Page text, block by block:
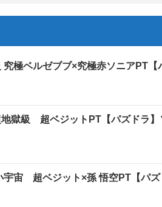
極ベルゼブブ×究極赤ソニアPT【
獄級 超ベジットPT【パズドラ】
宇宙 超ベジット×孫 悟空PT【パ